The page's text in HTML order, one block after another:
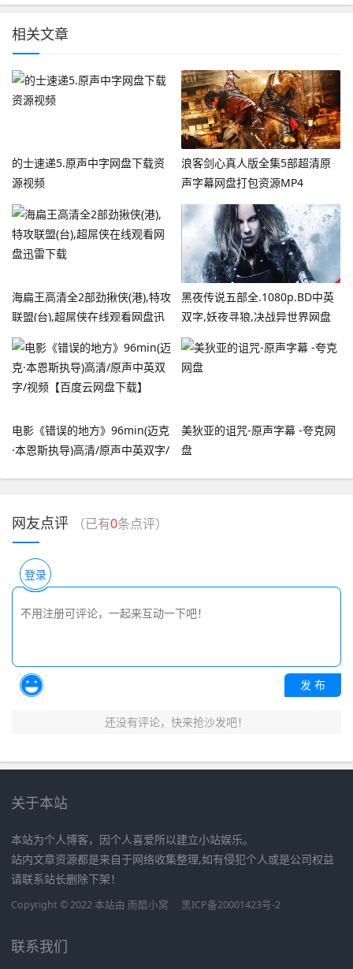
相关文章
的士速递5.原声中字网盘下载资
源视频
浪客剑心真人版全集5部超清原
声字幕网盘打包资源MP4
海扁王高清全2部劲揪侠(港),特攻
联盟(台),超屌侠在线观看网盘迅
雷下载
黑夜传说五部全.1080p.BD中英
双字,妖夜寻狼,决战异世界网盘
资源
电影《错误的地方》96min(迈克
·本恩斯执导)高清/原声中英双字/
美狄亚的诅咒-原声字幕 -夸克网
盘
网友点评 （已有0条点评）
登录
发 布
还没有评论，快来抢沙发吧！
关于本站
本站为个人博客，因个人喜爱所以建立小站娱乐。
站内文章资源都是来自于网络收集整理,如有侵犯个人或是公司权益
请联系站长删除下架！
Copyright © 2022 本站由 雨酷小窝 黑ICP备20001423号-2
联系我们